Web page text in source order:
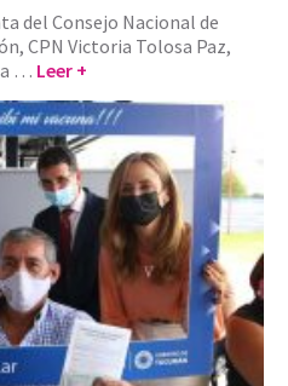
del Consejo Nacional de
CPN Victoria Tolosa Paz,
… Leer +